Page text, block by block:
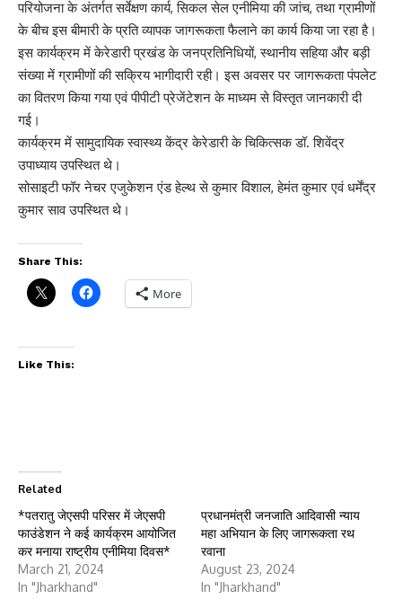
परियोजना के अंतर्गत सर्वेक्षण कार्य, सिकल सेल एनीमिया की जांच, तथा ग्रामीणों
के बीच इस बीमारी के प्रति व्यापक जागरूकता फैलाने का कार्य किया जा रहा है।
इस कार्यक्रम में केरेडारी प्रखंड के जनप्रतिनिधियों, स्थानीय सहिया और बड़ी
संख्या में ग्रामीणों की सक्रिय भागीदारी रही। इस अवसर पर जागरूकता पंपलेट
का वितरण किया गया‌ एवं पीपीटी प्रेजेंटेशन के माध्यम से विस्तृत जानकारी दी
गई।
कार्यक्रम में सामुदायिक स्वास्थ्य केंद्र केरेडारी के चिकित्सक डॉ. शिवेंद्र
उपाध्याय उपस्थित थे।
सोसाइटी फॉर नेचर एजुकेशन एंड हेल्थ से कुमार विशाल, हेमंत कुमार एवं धर्मेंद्र
कुमार साव उपस्थित थे।
Share This:
More
Like This:
Related
*पतरातु जेएसपी परिसर में जेएसपी
फाउंडेशन ने कई कार्यक्रम आयोजित
कर मनाया राष्ट्रीय एनीमिया दिवस*
March 21, 2024
In "Jharkhand"
प्रधानमंत्री जनजाति आदिवासी न्याय
महा अभियान के लिए जागरूकता रथ
रवाना
August 23, 2024
In "Jharkhand"